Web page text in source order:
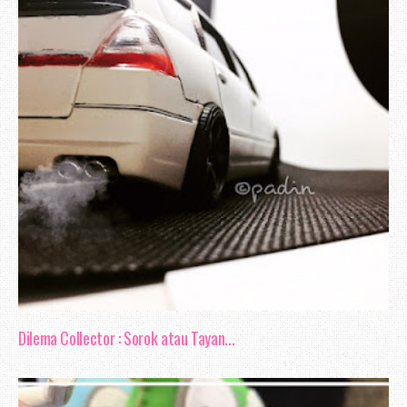
Nak bercerita mengenai blog review,
tak begitu pandai untuk membuat
Mungkin cukup sekadar aku
bulan Mac ni berkaitan penghebahan
hehee..
Dilema Collector : Sorok atau Tayan...